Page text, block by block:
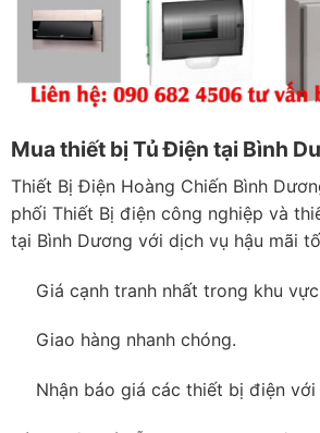
Mua thiết bị Tủ Điện tại Bình
Thiết Bị Điện Hoàng Chiến Bình
phối Thiết Bị điện công nghiệp và
tại Bình Dương với dịch vụ hậu mãi
Giá cạnh tranh nhất trong khu
Giao hàng nhanh chóng.
Nhận báo giá các thiết bị điện